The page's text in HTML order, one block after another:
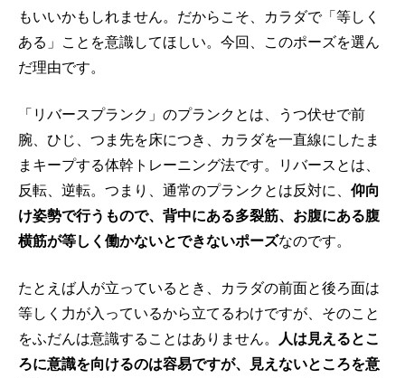
もいいかもしれません。だからこそ、カラダで「等しく
ある」ことを意識してほしい。今回、このポーズを選ん
だ理由です。
「リバースプランク」のプランクとは、うつ伏せで前
腕、ひじ、つま先を床につき、カラダを一直線にしたま
まキープする体幹トレーニング法です。リバースとは、
反転、逆転。つまり、通常のプランクとは反対に、 仰向
け姿勢で行うもので、背中にある多裂筋、お腹にある腹
横筋が等しく働かないとできないポーズなのです。
たとえば人が立っているとき、カラダの前面と後ろ面は
等しく力が入っているから立てるわけですが、そのこと
をふだんは意識することはありません。
人は見えるとこ
ろに意識を向けるのは容易ですが、見えないところを意